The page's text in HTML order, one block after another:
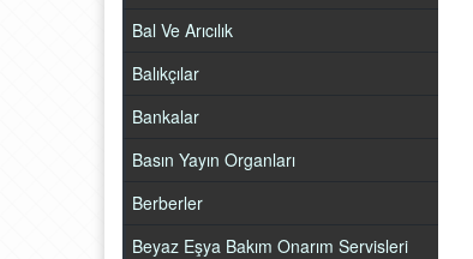
Bal Ve Arıcılık
Balıkçılar
Bankalar
Basın Yayın Organları
Berberler
Beyaz Eşya Bakım Onarım Servisleri